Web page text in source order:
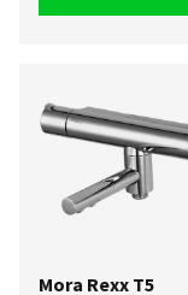
Mora Rexx T5